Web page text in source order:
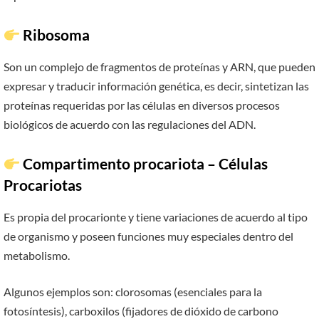
Ribosoma
Son un complejo de fragmentos de proteínas y ARN, que pueden
expresar y traducir información genética, es decir, sintetizan las
proteínas requeridas por las células en diversos procesos
biológicos de acuerdo con las regulaciones del ADN.
Compartimento procariota – Células
Procariotas
Es propia del procarionte y tiene variaciones de acuerdo al tipo
de organismo y poseen funciones muy especiales dentro del
metabolismo.
Algunos ejemplos son: clorosomas (esenciales para la
fotosíntesis), carboxilos (fijadores de dióxido de carbono